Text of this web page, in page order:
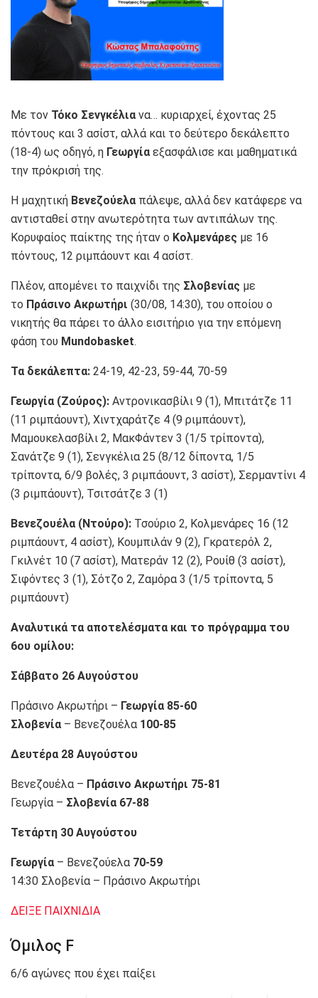
Με τον Τόκο Σενγκέλια να… κυριαρχεί, έχοντας 25
πόντους και 3 ασίστ, αλλά και το δεύτερο δεκάλεπτο
(18-4) ως οδηγό, η Γεωργία εξασφάλισε και μαθηματικά
την πρόκρισή της.
Η μαχητική Βενεζούελα πάλεψε, αλλά δεν κατάφερε να
αντισταθεί στην ανωτερότητα των αντιπάλων της.
Κορυφαίος παίκτης της ήταν ο Κολμενάρες με 16
πόντους, 12 ριμπάουντ και 4 ασίστ.
Πλέον, απομένει το παιχνίδι της Σλοβενίας με
το Πράσινο Ακρωτήρι (30/08, 14:30), του οποίου ο
νικητής θα πάρει το άλλο εισιτήριο για την επόμενη
φάση του Mundobasket.
Τα δεκάλεπτα: 24-19, 42-23, 59-44, 70-59
Γεωργία (Ζούρος): Αντρονικασβίλι 9 (1), Μπιτάτζε 11
(11 ριμπάουντ), Χιντχαράτζε 4 (9 ριμπάουντ),
Μαμουκελασβίλι 2, ΜακΦάντεν 3 (1/5 τρίποντα),
Σανάτζε 9 (1), Σενγκέλια 25 (8/12 δίποντα, 1/5
τρίποντα, 6/9 βολές, 3 ριμπάουντ, 3 ασίστ), Σερμαντίνι 4
(3 ριμπάουντ), Τσιτσάτζε 3 (1)
Βενεζουέλα (Ντούρο): Τσούριο 2, Κολμενάρες 16 (12
ριμπάουντ, 4 ασίστ), Κουμπιλάν 9 (2), Γκρατερόλ 2,
Γκιλνέτ 10 (7 ασίστ), Ματεράν 12 (2), Ρουίθ (3 ασίστ),
Σιφόντες 3 (1), Σότζο 2, Ζαμόρα 3 (1/5 τρίποντα, 5
ριμπάουντ)
Αναλυτικά τα αποτελέσματα και το πρόγραμμα του
6ου ομίλου:
Σάββατο 26 Αυγούστου
Πράσινο Ακρωτήρι – Γεωργία 85-60
Σλοβενία – Βενεζουέλα 100-85
Δευτέρα 28 Αυγούστου
Βενεζουέλα – Πράσινο Ακρωτήρι 75-81
Γεωργία – Σλοβενία 67-88
Τετάρτη 30 Αυγούστου
Γεωργία – Βενεζούελα 70-59
14:30 Σλοβενία – Πράσινο Ακρωτήρι
ΔΕΙΞΕ ΠΑΙΧΝΙΔΙΑ
Όμιλος F
6/6 αγώνες που έχει παίξει